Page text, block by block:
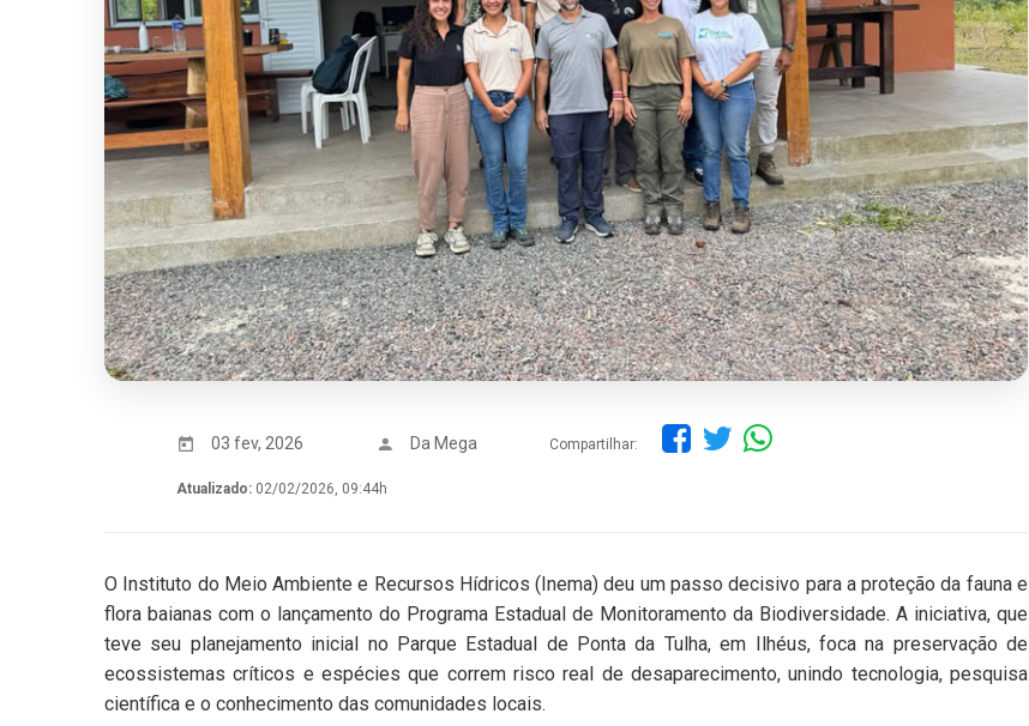
03 fev, 2026 Da Mega Compartilhar:
Atualizado: 02/02/2026, 09:44h
O Instituto do Meio Ambiente e Recursos Hídricos (Inema) deu um passo decisivo para a proteção da fauna e
flora baianas com o lançamento do Programa Estadual de Monitoramento da Biodiversidade. A iniciativa, que
teve seu planejamento inicial no Parque Estadual de Ponta da Tulha, em Ilhéus, foca na preservação de
ecossistemas críticos e espécies que correm risco real de desaparecimento, unindo tecnologia, pesquisa
científica e o conhecimento das comunidades locais.